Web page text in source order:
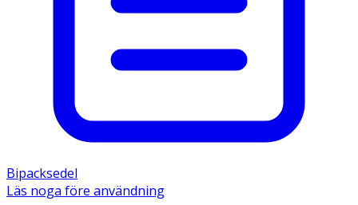
Bipacksedel
Läs noga före användning